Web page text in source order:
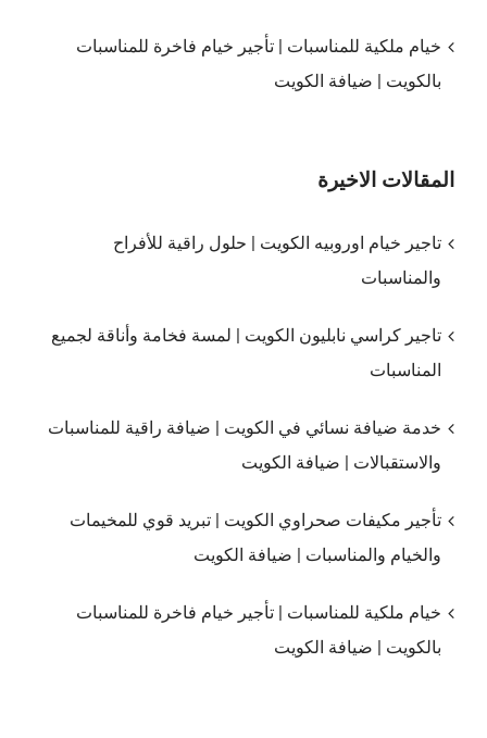
خيام ملكية للمناسبات | تأجير خيام فاخرة للمناسبات
بالكويت | ضيافة الكويت
المقالات الاخيرة
تاجير خيام اوروبيه الكويت | حلول راقية للأفراح
والمناسبات
تاجير كراسي نابليون الكويت | لمسة فخامة وأناقة لجميع
المناسبات
خدمة ضيافة نسائي في الكويت | ضيافة راقية للمناسبات
والاستقبالات | ضيافة الكويت
تأجير مكيفات صحراوي الكويت | تبريد قوي للمخيمات
والخيام والمناسبات | ضيافة الكويت
خيام ملكية للمناسبات | تأجير خيام فاخرة للمناسبات
بالكويت | ضيافة الكويت